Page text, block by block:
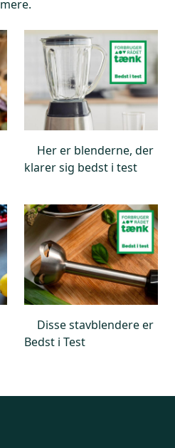
mere.
Her er blenderne, der
klarer sig bedst i test
Disse stavblendere er
Bedst i Test